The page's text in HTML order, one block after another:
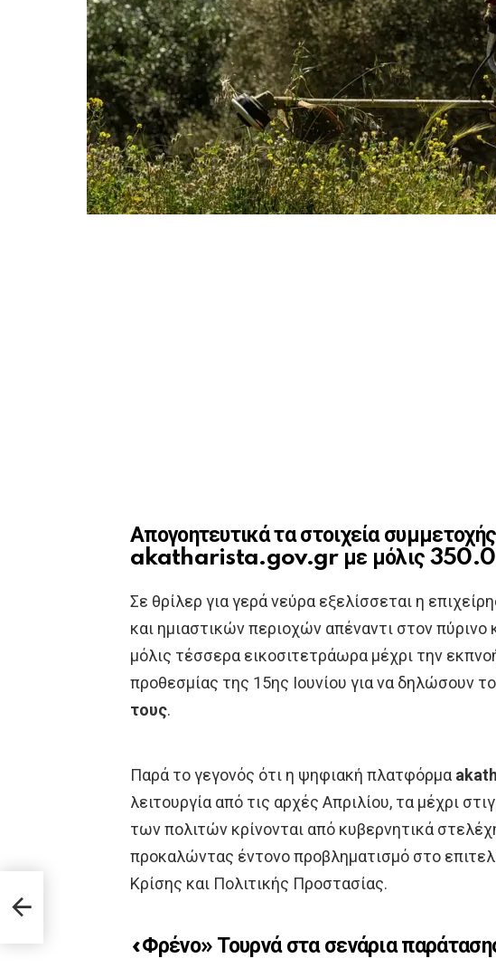
Απογοητευτικά τα στοιχεία
akatharista.gov.gr με μόλις
Σε θρίλερ για γερά νεύρα εξελίσσεται η
και ημιαστικών περιοχών απέναντι στον
μόλις τέσσερα εικοσιτετράωρα μέχρι την
προθεσμίας της 15ης Ιουνίου για να δηλώσουν
τους.
Παρά το γεγονός ότι η ψηφιακή πλατφόρμα
λειτουργία από τις αρχές Απριλίου, τα μέχρι
των πολιτών κρίνονται από κυβερνητικά
προκαλώντας έντονο προβληματισμό στο
Κρίσης και Πολιτικής Προστασίας.
«Φρένο» Τουρνά στα σενάρια
ΗΠΑ